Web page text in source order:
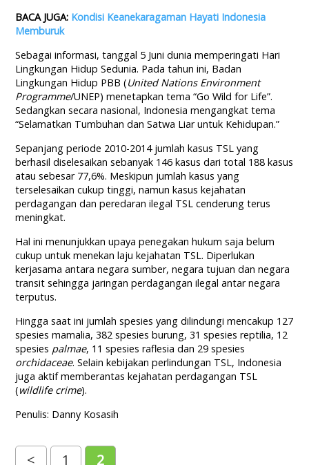
BACA JUGA: Kondisi Keanekaragaman Hayati Indonesia
Memburuk
Sebagai informasi, tanggal 5 Juni dunia memperingati Hari
Lingkungan Hidup Sedunia. Pada tahun ini, Badan
Lingkungan Hidup PBB (United Nations Environment
Programme/UNEP) menetapkan tema “Go Wild for Life”.
Sedangkan secara nasional, Indonesia mengangkat tema
“Selamatkan Tumbuhan dan Satwa Liar untuk Kehidupan.”
Sepanjang periode 2010-2014 jumlah kasus TSL yang
berhasil diselesaikan sebanyak 146 kasus dari total 188 kasus
atau sebesar 77,6%. Meskipun jumlah kasus yang
terselesaikan cukup tinggi, namun kasus kejahatan
perdagangan dan peredaran ilegal TSL cenderung terus
meningkat.
Hal ini menunjukkan upaya penegakan hukum saja belum
cukup untuk menekan laju kejahatan TSL. Diperlukan
kerjasama antara negara sumber, negara tujuan dan negara
transit sehingga jaringan perdagangan ilegal antar negara
terputus.
Hingga saat ini jumlah spesies yang dilindungi mencakup 127
spesies mamalia, 382 spesies burung, 31 spesies reptilia, 12
spesies palmae, 11 spesies raflesia dan 29 spesies
orchidaceae. Selain kebijakan perlindungan TSL, Indonesia
juga aktif memberantas kejahatan perdagangan TSL
(wildlife crime).
Penulis: Danny Kosasih
< 1 2